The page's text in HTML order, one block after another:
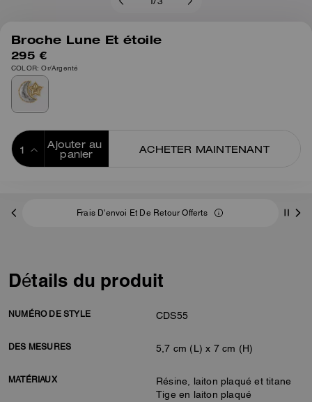
/3
Broche Lune Et étoile
295 €
COLOR: Or/Argenté
Ajouter au
panier
ACHETER MAINTENANT
Frais D'envoi Et De Retour Offerts
Détails du produit
NUMÉRO DE STYLE CDS55
DES MESURES 5,7 cm (L) x 7 cm (H)
MATÉRIAUX
Résine, laiton plaqué et titane
Tige en laiton plaqué